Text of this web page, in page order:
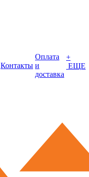
Контакты
Оплата
и
доставка
+
ЕЩЕ